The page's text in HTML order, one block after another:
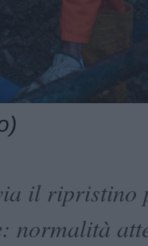
il ripristino
normalità